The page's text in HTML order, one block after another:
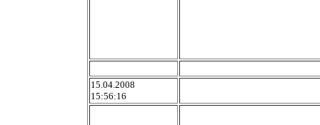
15.04.2008
15:56:16